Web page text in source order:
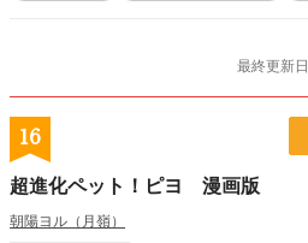
最終更新
16
超進化ペット！ピヨ 漫画版
朝陽ヨル（月嶺）